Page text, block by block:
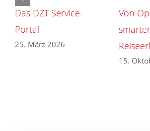
Das DZT Service-
Portal
25. März 2026
Von
15.